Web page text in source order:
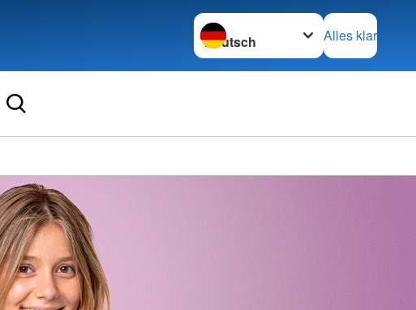
Sprache wechseln zu
Alles klar